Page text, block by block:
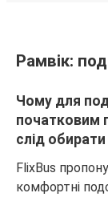
Рамвік:
Чому для
початковим
слід
FlixBus
комфортні